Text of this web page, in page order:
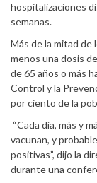
hospitalizaciones
semanas.
Más de la mitad
menos una dosis
de 65 años o más
Control y la
por ciento de la
“Cada día, más y
vacunan, y
positivas”, dijo la
durante una